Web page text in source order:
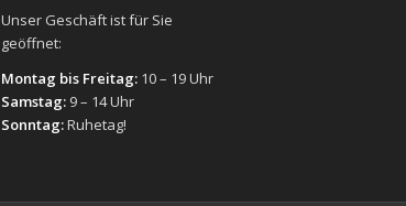
Unser Geschäft ist für Sie
geöffnet:
Montag bis Freitag: 10 – 19 Uhr
Samstag: 9 – 14 Uhr
Sonntag:Ruhetag!